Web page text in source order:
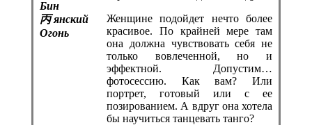
Бин
丙 янский
Огонь
Женщине подойдет нечто более
красивое. По крайней мере там
она должна чувствовать себя не
только вовлеченной, но и
эффектной. Допустим…
фотосессию. Как вам? Или
портрет, готовый или с ее
позированием. А вдруг она хотела
бы научиться танцевать танго?